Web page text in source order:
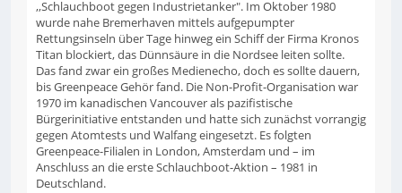
,,Schlauchboot gegen Industrietanker". Im Oktober 1980
wurde nahe Bremerhaven mittels aufgepumpter
Rettungsinseln über Tage hinweg ein Schiff der Firma Kronos
Titan blockiert, das Dünnsäure in die Nordsee leiten sollte.
Das fand zwar ein großes Medienecho, doch es sollte dauern,
bis Greenpeace Gehör fand. Die Non-Profit-Organisation war
1970 im kanadischen Vancouver als pazifistische
Bürgerinitiative entstanden und hatte sich zunächst vorrangig
gegen Atomtests und Walfang eingesetzt. Es folgten
Greenpeace-Filialen in London, Amsterdam und – im
Anschluss an die erste Schlauchboot-Aktion – 1981 in
Deutschland.